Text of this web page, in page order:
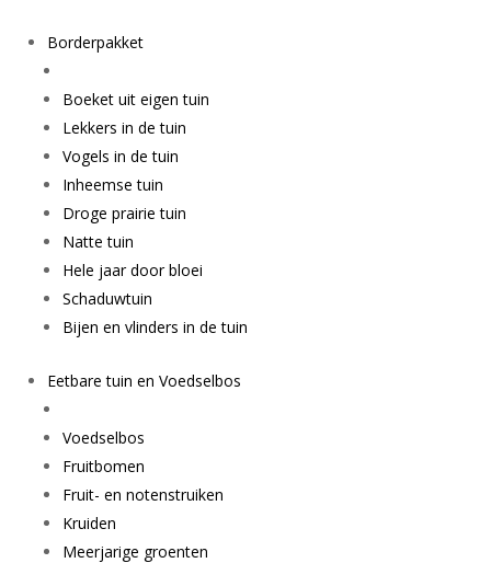
Borderpakket
Boeket uit eigen tuin
Lekkers in de tuin
Vogels in de tuin
Inheemse tuin
Droge prairie tuin
Natte tuin
Hele jaar door bloei
Schaduwtuin
Bijen en vlinders in de tuin
Eetbare tuin en Voedselbos
Voedselbos
Fruitbomen
Fruit- en notenstruiken
Kruiden
Meerjarige groenten